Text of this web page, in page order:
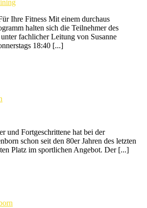
Ihre Fitness Mit einem durchaus
halten sich die Teilnehmer des
fachlicher Leitung von Susanne
18:40 [...]
und Fortgeschrittene hat bei der
schon seit den 80er Jahren des letzten
Platz im sportlichen Angebot. Der [...]